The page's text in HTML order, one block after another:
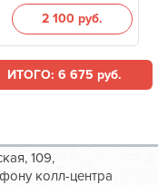
2 100 руб.
ИТОГО: 6 675 руб.
109,
колл-центра